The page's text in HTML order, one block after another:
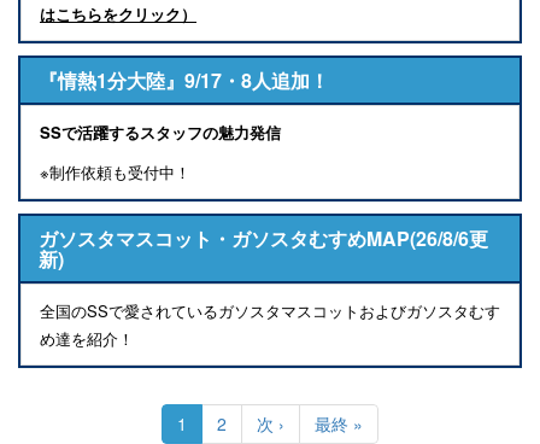
はこちらをクリック）
『情熱1分大陸』9/17・8人追加！
SSで活躍するスタッフの魅力発信
※制作依頼も受付中！
ガソスタマスコット・ガソスタむすめMAP(26/8/6更
新)
全国のSSで愛されているガソスタマスコットおよびガソスタむす
め達を紹介！
カ1 Page
2
次
次 ›
最
最終 »